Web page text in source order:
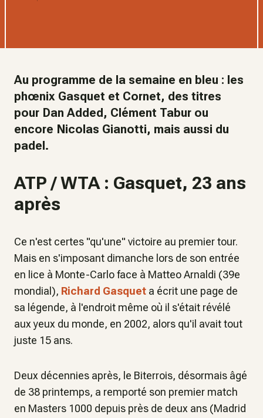
Au programme de la semaine en bleu : les
phœnix Gasquet et Cornet, des titres
pour Dan Added, Clément Tabur ou
encore Nicolas Gianotti, mais aussi du
padel.
ATP / WTA : Gasquet, 23 ans
après
Ce n'est certes "qu'une" victoire au premier tour.
Mais en s'imposant dimanche lors de son entrée
en lice à Monte-Carlo face à Matteo Arnaldi (39e
mondial), Richard Gasquet a écrit une page de
sa légende, à l'endroit même où il s'était révélé
aux yeux du monde, en 2002, alors qu'il avait tout
juste 15 ans.
Deux décennies après, le Biterrois, désormais âgé
de 38 printemps, a remporté son premier match
en Masters 1000 depuis près de deux ans (Madrid